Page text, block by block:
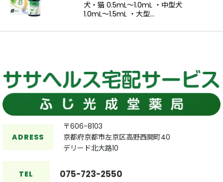
犬・猫 0.5mL〜1.0mL ・中型犬
1.0mL〜1.5mL ・大型…
ADRESS
〒606-8103
京都府京都市左京区高野西開町40
デリード北大路10
TEL 075-723-2550